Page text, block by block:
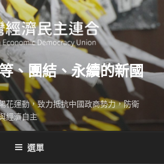
、團結、永續的新國
花運動，致力抵抗中國政商勢力，防衛
經濟自主
選單